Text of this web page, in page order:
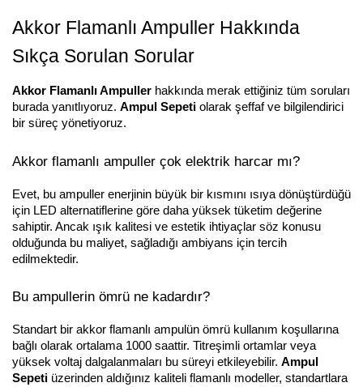
Akkor Flamanlı Ampuller Hakkında
Sıkça Sorulan Sorular
Akkor Flamanlı Ampuller hakkında merak ettiğiniz tüm soruları
burada yanıtlıyoruz. Ampul Sepeti olarak şeffaf ve bilgilendirici
bir süreç yönetiyoruz.
Akkor flamanlı ampuller çok elektrik harcar mı?
Evet, bu ampuller enerjinin büyük bir kısmını ısıya dönüştürdüğü
için LED alternatiflerine göre daha yüksek tüketim değerine
sahiptir. Ancak ışık kalitesi ve estetik ihtiyaçlar söz konusu
olduğunda bu maliyet, sağladığı ambiyans için tercih
edilmektedir.
Bu ampullerin ömrü ne kadardır?
Standart bir akkor flamanlı ampulün ömrü kullanım koşullarına
bağlı olarak ortalama 1000 saattir. Titreşimli ortamlar veya
yüksek voltaj dalgalanmaları bu süreyi etkileyebilir. Ampul
Sepeti üzerinden aldığınız kaliteli flamanlı modeller, standartlara